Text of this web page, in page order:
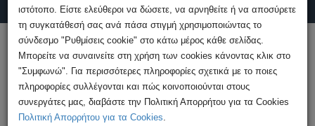
Υποβολή Καταγγελίας
HOME
Εκδηλώσεις
Διάλεξη από τον Υπεύθυνο του ΓΚΗΕ &
ΔΕΗΔ στα κεντρικά ...
ιστότοπο. Είστε ελεύθεροι να δώσετε, να αρνηθείτε ή να αποσύρετε
τη συγκατάθεσή σας ανά πάσα στιγμή χρησιμοποιώντας το
σύνδεσμο "Ρυθμίσεις cookie" στο κάτω μέρος κάθε σελίδας.
Μπορείτε να συναινείτε στη χρήση των cookies κάνοντας κλικ στο
"Συμφωνώ". Για περισσότερες πληροφορίες σχετικά με το ποιες
πληροφορίες συλλέγονται και πώς κοινοποιούνται στους
συνεργάτες μας, διαβάστε την Πολιτική Απορρήτου για τα Cookies
Πολιτική Απορρήτου για τα Cookies.